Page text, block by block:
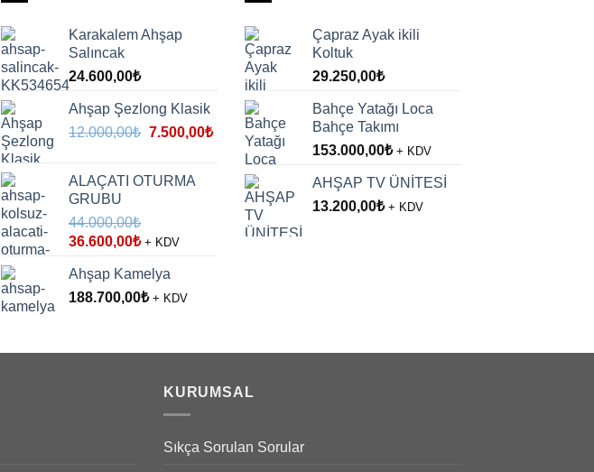
Karakalem Ahşap
Salıncak
24.600,00₺
Ahşap Şezlong Klasik
12.000,00₺ Orijinal
7.500,00₺Şu
andaki
7.500,00₺.
ALAÇATI OTURMA
GRUBU
44.000,00₺
Orijinal
44.000,00₺.
36.600,00₺Şu
fiyat:
36.600,00₺.
+ KDV
Ahşap Kamelya
188.700,00₺ + KDV
Çapraz Ayak ikili
Koltuk
29.250,00₺
Bahçe Yatağı Loca
Bahçe Takımı
153.000,00₺ + KDV
AHŞAP TV ÜNİTESİ
13.200,00₺ + KDV
KURUMSAL
Sıkça Sorulan Sorular